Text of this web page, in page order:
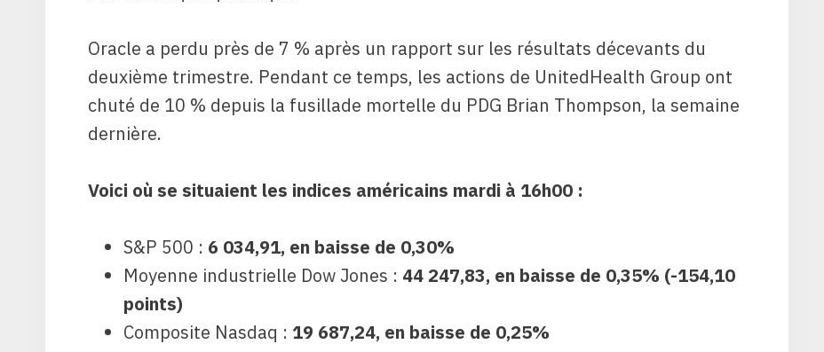
Oracle a perdu près de 7 % après un rapport sur les résultats décevants du
deuxième trimestre. Pendant ce temps, les actions de UnitedHealth Group ont
chuté de 10 % depuis la fusillade mortelle du PDG Brian Thompson, la semaine
dernière.
Voici où se situaient les indices américains mardi à 16h00 :
S&P 500 : 6 034,91, en baisse de 0,30%
Moyenne industrielle Dow Jones : 44 247,83, en baisse de 0,35% (-154,10
points)
Composite Nasdaq : 19 687,24, en baisse de 0,25%